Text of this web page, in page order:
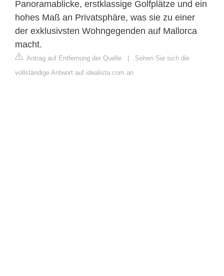
Panoramablicke, erstklassige Golfplätze und ein
hohes Maß an Privatsphäre, was sie zu einer
der exklusivsten Wohngegenden auf Mallorca
macht.
Antrag auf Entfernung der Quelle | Sehen Sie sich die
vollständige Antwort auf idealista.com an